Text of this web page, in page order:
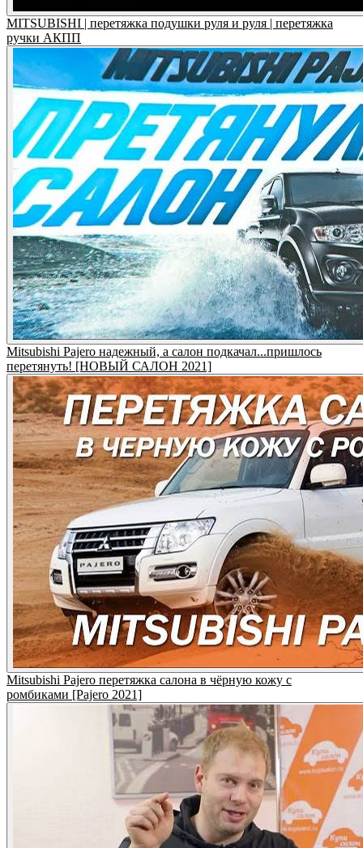
MITSUBISHI | перетяжка подушки руля и руля | перетяжка
ручки АКПП
Mitsubishi Pajero надежный, а салон подкачал...пришлось
перетянуть! [НОВЫЙ САЛОН 2021]
Mitsubishi Pajero перетяжка салона в чёрную кожу с
ромбиками [Pajero 2021]